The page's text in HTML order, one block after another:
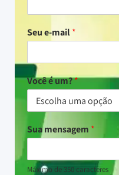
Seu e-mail*
Você é um?*
Sua mensagem *
Máximo de 350 caracteres